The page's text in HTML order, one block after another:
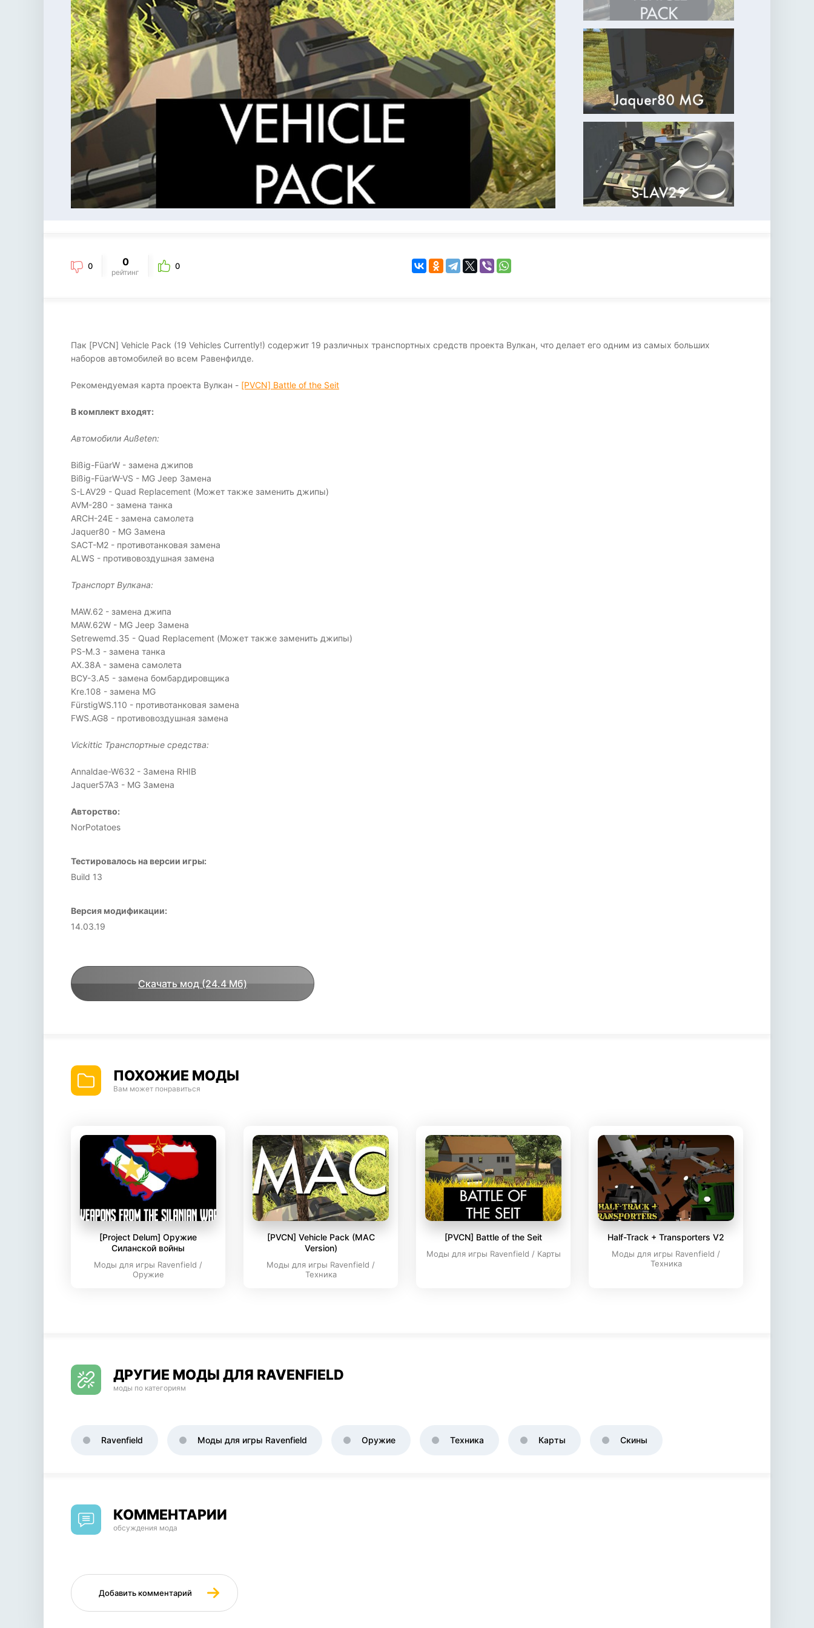
KINGDOM COME:
DELIVERANCE
бродилка
KENSHI
экшн
0 0
рейтинг
0
Пак [PVCN] Vehicle Pack (19 Vehicles Currently!) содержит 19 различных транспортных средств проекта Вулкан, что делает его одним из самых больших
наборов автомобилей во всем Равенфилде.
Рекомендуемая карта проекта Вулкан - [PVCN] Battle of the Seit
В комплект входят:
Автомобили Außeten:
Bißig-FüarW - замена джипов
Bißig-FüarW-VS - MG Jeep Замена
S-LAV29 - Quad Replacement (Может также заменить джипы)
AVM-280 - замена танка
ARCH-24E - замена самолета
Jaquer80 - MG Замена
SACT-M2 - противотанковая замена
ALWS - противовоздушная замена
Транспорт Вулкана:
MAW.62 - замена джипа
MAW.62W - MG Jeep Замена
Setrewemd.35 - Quad Replacement (Может также заменить джипы)
PS-M.3 - замена танка
AX.38A - замена самолета
ВСУ-3.А5 - замена бомбардировщика
Kre.108 - замена MG
FürstigWS.110 - противотанковая замена
FWS.AG8 - противовоздушная замена
Vickittic Транспортные средства:
Annaldae-W632 - Замена RHIB
Jaquer57A3 - MG Замена
Авторство:
NorPotatoes
Тестировалось на версии игры:
Build 13
Версия модификации:
14.03.19
Скачать мод (24.4 Мб)
ПОХОЖИЕ МОДЫ
Вам может понравиться
[Project Delum] Оружие
Силанской войны
Моды для игры Ravenfield /
Оружие
[PVCN] Vehicle Pack (MAC
Version)
Моды для игры Ravenfield /
Техника
[PVCN] Battle of the Seit
Моды для игры Ravenfield / Карты
Half-Track + Transporters V2
Моды для игры Ravenfield /
Техника
ДРУГИЕ МОДЫ ДЛЯ RAVENFIELD
моды по категориям
Ravenfield Моды для игры Ravenfield Оружие Техника Карты Скины
КОММЕНТАРИИ
обсуждения мода
Добавить комментарий